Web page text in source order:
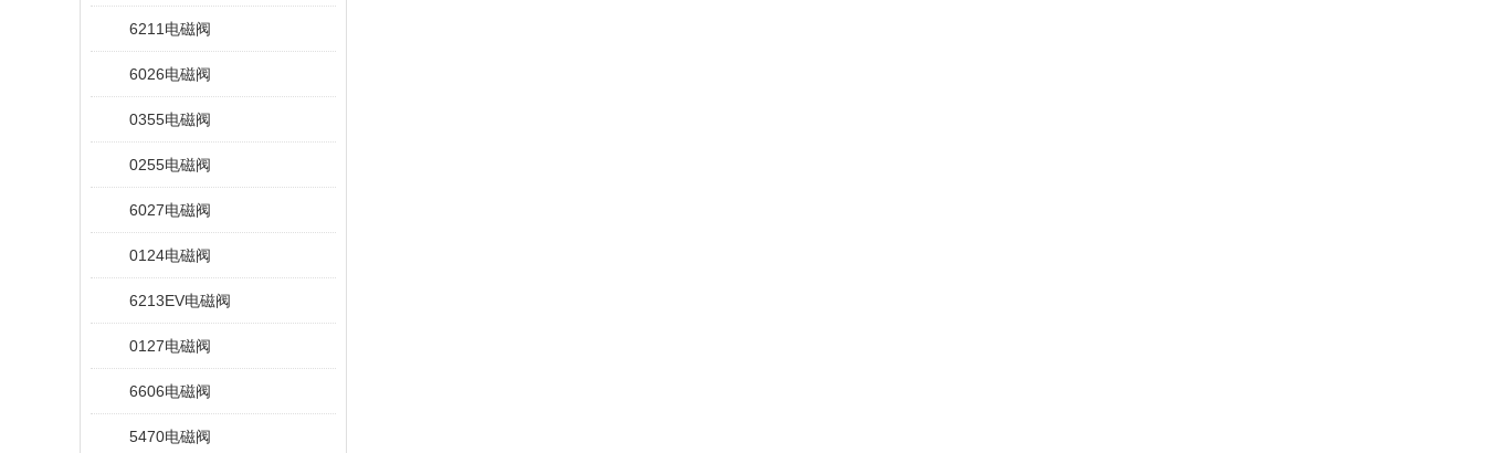
6211电磁阀
6026电磁阀
0355电磁阀
0255电磁阀
6027电磁阀
0124电磁阀
6213EV电磁阀
0127电磁阀
6606电磁阀
5470电磁阀